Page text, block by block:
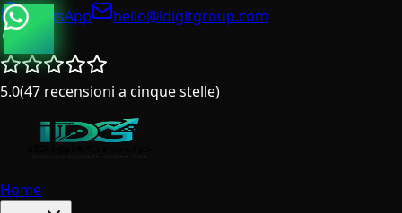
WhatsApp
hello@idigitgroup.com
5.0(47 recensioni a cinque stelle)
Home